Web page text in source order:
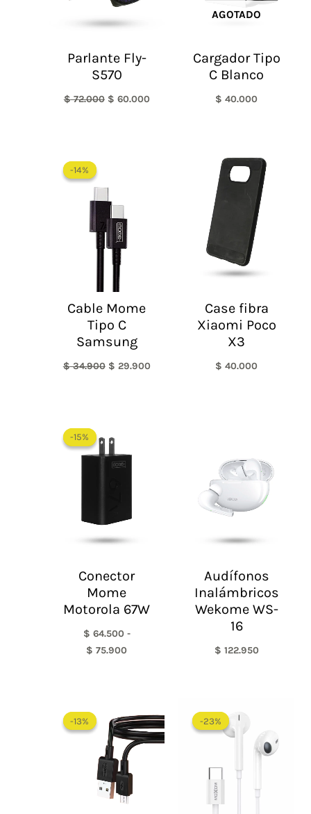
Parlante Fly-
S570
$72.000 $ 60.000
AGOTADO
Cargador Tipo
C Blanco
$ 40.000
-14%
-14%
Cable Mome
Tipo C
Samsung
$34.900
era:
$ 34.900.
$ 29.900
Case fibra
Xiaomi Poco
X3
$ 40.000
-15%
-15%
Conector
Mome
Motorola 67W
$ 64.500 -
$ 75.900
desde
Audífonos
Inalámbricos
Wekome WS-
16
$ 122.950
-13%
-13%
precio
original
era:
$ 29.900.
precio
actual
es:
-23%
-23%
precio
$ 65.000.